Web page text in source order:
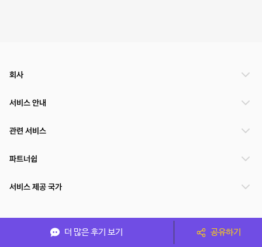
더 많은 후기 보기 공유하기
회사
서비스 안내
관련 서비스
파트너쉽
서비스 제공 국가
(주)NSPACE 사업자정보